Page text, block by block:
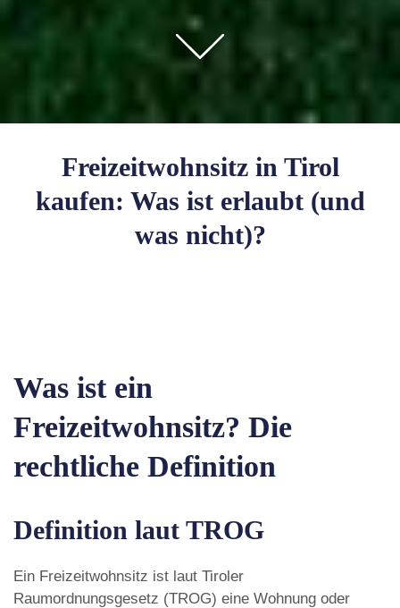
Freizeitwohnsitz in Tirol
kaufen: Was ist erlaubt (und
was nicht)?
Was ist ein
Freizeitwohnsitz? Die
rechtliche Definition
Definition laut TROG
Ein Freizeitwohnsitz ist laut Tiroler
Raumordnungsgesetz (TROG) eine Wohnung oder